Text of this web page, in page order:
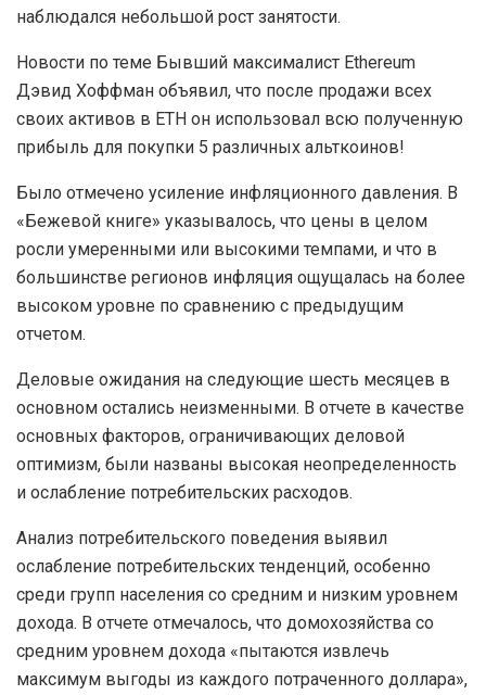
наблюдался небольшой рост занятости.
Новости по теме Бывший максималист Ethereum
Дэвид Хоффман объявил, что после продажи всех
своих активов в ETH он использовал всю полученную
прибыль для покупки 5 различных альткоинов!
Было отмечено усиление инфляционного давления. В
«Бежевой книге» указывалось, что цены в целом
росли умеренными или высокими темпами, и что в
большинстве регионов инфляция ощущалась на более
высоком уровне по сравнению с предыдущим
отчетом.
Деловые ожидания на следующие шесть месяцев в
основном остались неизменными. В отчете в качестве
основных факторов, ограничивающих деловой
оптимизм, были названы высокая неопределенность
и ослабление потребительских расходов.
Анализ потребительского поведения выявил
ослабление потребительских тенденций, особенно
среди групп населения со средним и низким уровнем
дохода. В отчете отмечалось, что домохозяйства со
средним уровнем дохода «пытаются извлечь
максимум выгоды из каждого потраченного доллара»,